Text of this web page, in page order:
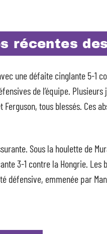
récentes
une défaite cinglante 5-1
de l’équipe. Plusieurs
tous blessés. Ces
Sous la houlette de
3-1 contre la Hongrie. Les
emmenée par